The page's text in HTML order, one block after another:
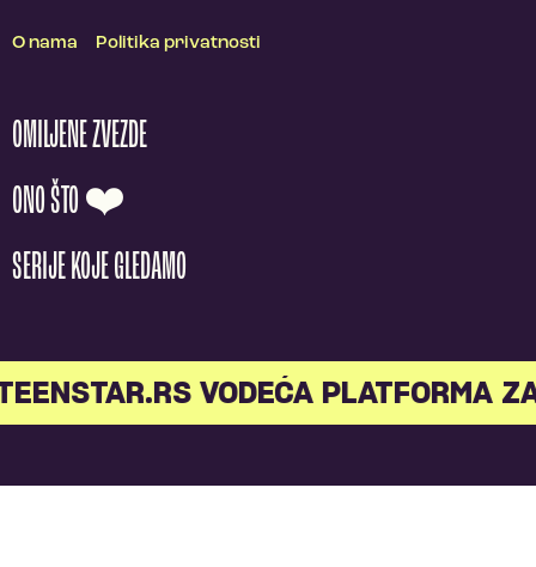
O nama Politika privatnosti
OMILJENE ZVEZDE
ONO ŠTO ❤️
SERIJE KOJE GLEDAMO
VODEĆA PLATFORMA ZA